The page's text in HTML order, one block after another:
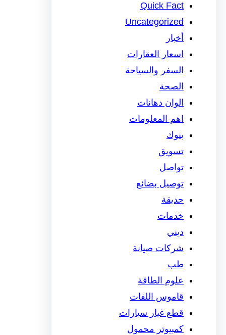
Quick Fact
Uncategorized
أخبار
اسعار العقارات
السفر والسياحة
الصحة
الوان دهانات
اهم المعلومات
بنوك
تسويق
تواصل
توصيل بضائع
حديقة
خدمات
ديني
شركات صيانة
طب
علوم الطاقة
قاموس اللفات
قطع غيار سيارات
كمبيوتر محمول